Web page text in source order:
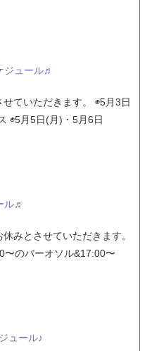
ジュール♬
ていただきます。 ◉5月3日
◉5月5日(月)・5月6日
ル♬
みとさせていただきます。
のバーオソル&17:00〜
ュール♪